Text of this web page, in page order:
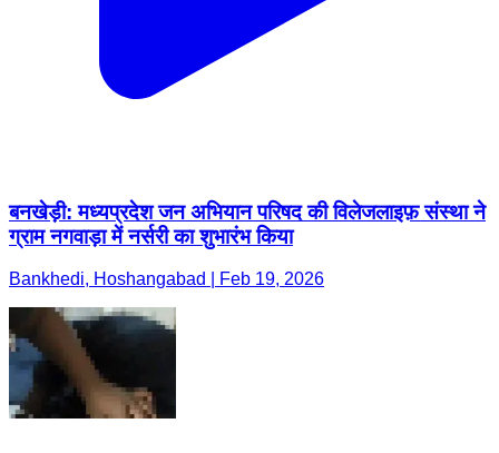
बनखेड़ी: मध्यप्रदेश जन अभियान परिषद की विलेजलाइफ़ संस्था ने
ग्राम नगवाड़ा में नर्सरी का शुभारंभ किया
Bankhedi, Hoshangabad | Feb 19, 2026